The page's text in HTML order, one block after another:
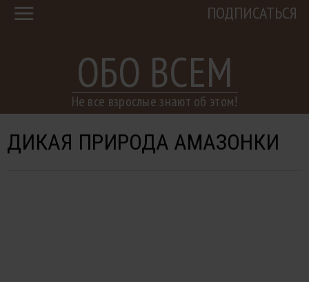
ОБО ВСЕМ
Не все взрослые знают об этом!
ПОДПИСАТЬСЯ
ДИКАЯ ПРИРОДА АМАЗОНКИ